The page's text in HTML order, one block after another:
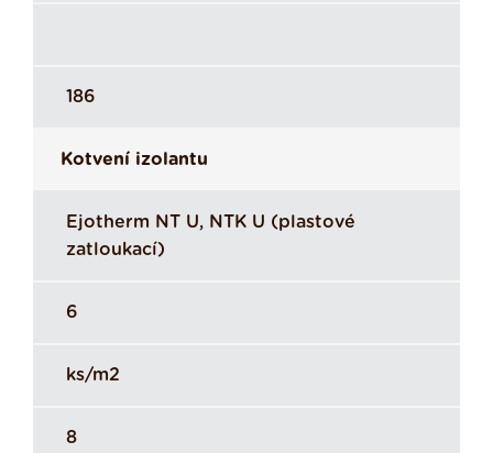
186
Kotvení izolantu
Ejotherm NT U, NTK U (plastové
zatloukací)
6
ks/m2
8